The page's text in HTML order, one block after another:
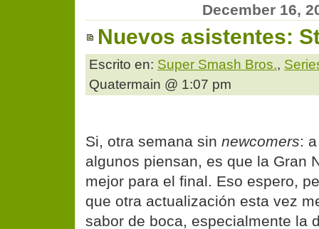
December 16,
Nuevos asistentes:
Escrito en: Super Smash Bros.,
Quatermain @ 1:07 pm
Si, otra semana sin newcomers:
algunos piensan, es que la Gran
mejor para el final. Eso espero,
que otra actualización esta vez
sabor de boca, especialmente la